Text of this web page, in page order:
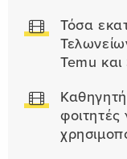
Τόσα
Temu
φοιτητές